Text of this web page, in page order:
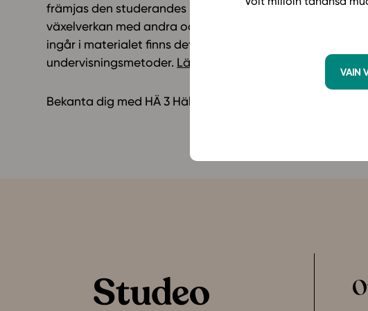
VAIN
främjas den studerandes hälsokompetens. Med hjälp
växelverkan med andra och självständigt arbete stöds
ingår i materialet finns det idéer om hur läromaterialet
undervisningsmetoder. Läs mera
Bekanta dig med HÄ 3 Hälsa och samhälle (GLP 2021) –